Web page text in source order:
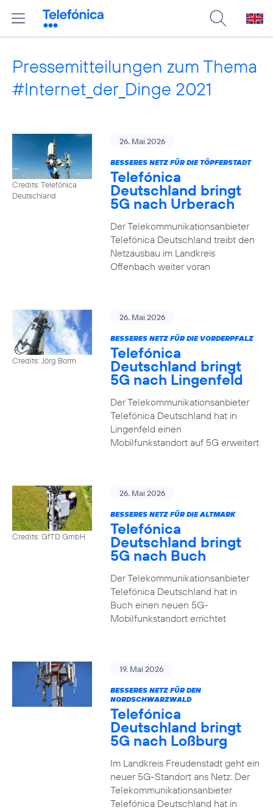
Pressemitteilungen zum Thema
#Internet_der_Dinge 2021
Credits: Telefónica
Deutschland
26. Mai 2026
BESSERES NETZ FÜR DIE TÖPFERSTADT
Telefónica
Deutschland bringt
5G nach Urberach
Der Telekommunikationsanbieter
Telefónica Deutschland treibt den
Netzausbau im Landkreis
Offenbach weiter voran
Credits: Jörg Borm
26. Mai 2026
BESSERES NETZ FÜR DIE VORDERPFALZ
Telefónica
Deutschland bringt
5G nach Lingenfeld
Der Telekommunikationsanbieter
Telefónica Deutschland hat in
Lingenfeld einen
Mobilfunkstandort auf 5G erweitert
Credits: GfTD GmbH
26. Mai 2026
BESSERES NETZ FÜR DIE ALTMARK
Telefónica
Deutschland bringt
5G nach Buch
Der Telekommunikationsanbieter
Telefónica Deutschland hat in
Buch einen neuen 5G-
Mobilfunkstandort errichtet
19. Mai 2026
BESSERES NETZ FÜR DEN
NORDSCHWARZWALD
Telefónica
Deutschland bringt
5G nach Loßburg
Im Landkreis Freudenstadt geht ein
neuer 5G-Standort ans Netz: Der
Telekommunikationsanbieter
Telefónica Deutschland hat in